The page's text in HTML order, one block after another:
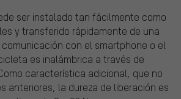
ser instalado tan fácilmente como
y transferido rápidamente de una
con el smartphone o el
es inalámbrica a través de
característica adicional, que no
anteriores, la dureza de liberación es